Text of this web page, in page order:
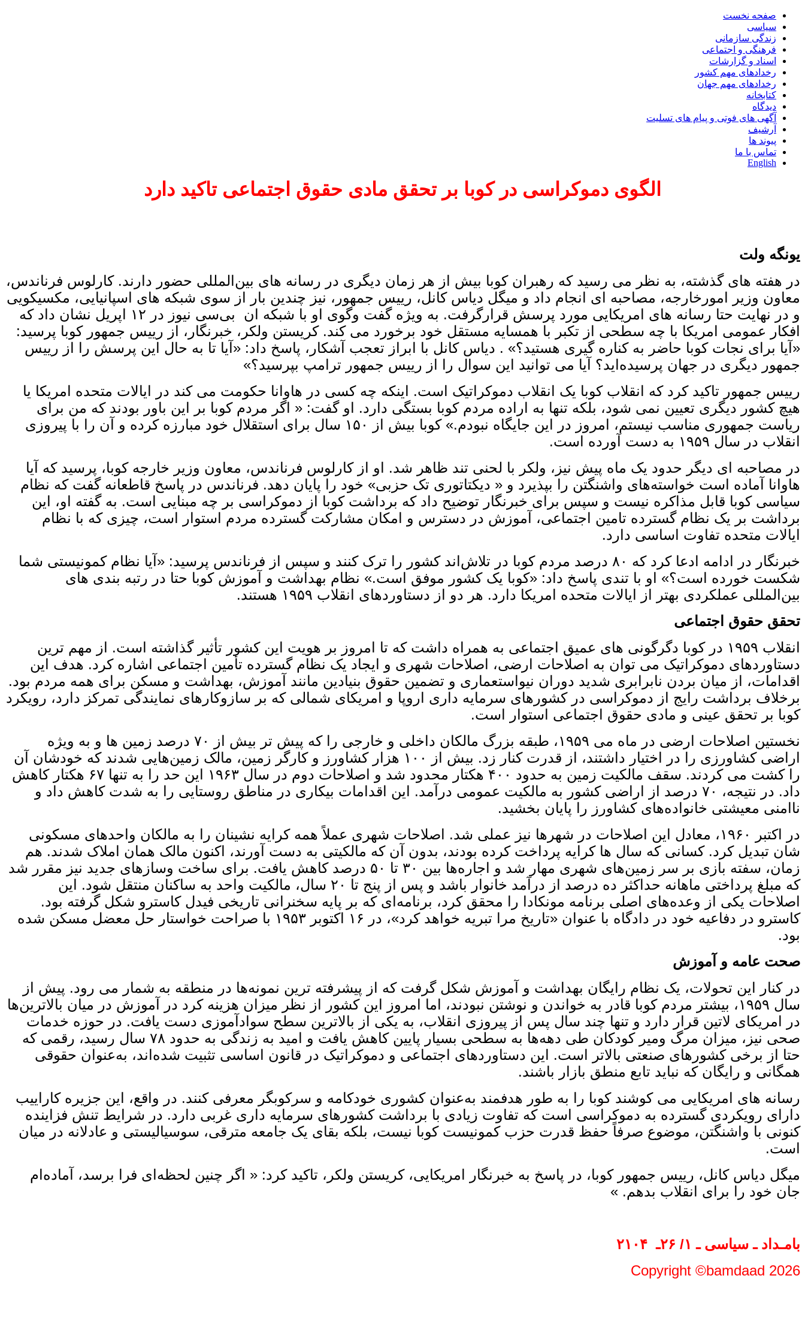
صفحه نخست
سیاسی
زندگی سازمانی
فرهنگی و اجتماعی
اسناد و گزارشات
رخدادهای مهم کشور
رخدادهای مهم جهان
کتابخانه
دیدگاه
آگهی های فوتی و پیام های تسلیت
آرشیف
پیوند ها
تماس با ما
English
الگوی دموکراسی در کوبا بر تحقق مادی حقوق اجتماعی تاکید دارد
یونگه ولت
در هفته‌ های گذشته، به نظر می ‌رسید که رهبران کوبا بیش از هر زمان دیگری در رسانه‌ های بین‌المللی حضور دارند. کارلوس فرناندس،
معاون وزیر امورخارجه، مصاحبه ‌ای انجام داد و میگل دیاس کانل، رییس ‌جمهور، نیز چندین بار از سوی شبکه ‌های اسپانیایی، مکسیکویی
و در نهایت حتا رسانه‌ های امریکایی مورد پرسش قرارگرفت. به‌ ویژه گفت‌ وگوی او با شبکه ان ‌بی‌سی نیوز در ۱۲ اپریل نشان داد که
افکار عمومی امریکا با چه سطحی از تکبر با همسایه مستقل خود برخورد می ‌کند. کریستن ولکر، خبرنگار، از رییس جمهور کوبا پرسید:
«آیا برای نجات کوبا حاضر به کناره‌ گیری هستید؟» . دیاس کانل با ابراز تعجب آشکار، پاسخ داد: «آیا تا به حال این پرسش را از رییس
جمهور دیگری در جهان پرسیده‌اید؟ آیا می ‌توانید این سوال را از رییس جمهور ترامپ بپرسید؟»
رییس جمهور تاکید کرد که انقلاب کوبا یک انقلاب دموکراتیک است. اینکه چه کسی در هاوانا حکومت می ‌کند در ایالات متحده امریکا یا
هیچ کشور دیگری تعیین نمی ‌شود، بلکه تنها به اراده مردم کوبا بستگی دارد. او گفت: « اگر مردم کوبا بر این باور بودند که من برای
ریاست ‌جمهوری مناسب نیستم، امروز در این جایگاه نبودم.» کوبا بیش از ۱۵۰ سال برای استقلال خود مبارزه کرده و آن را با پیروزی
انقلاب در سال ۱۹۵۹ به دست آورده است.
در مصاحبه ‌ای دیگر حدود یک ماه پیش نیز، ولکر با لحنی تند ظاهر شد. او از کارلوس فرناندس، معاون وزیر خارجه کوبا، پرسید که آیا
هاوانا آماده است خواسته‌های واشنگتن را بپذیرد و « دیکتاتوری تک ‌حزبی» خود را پایان دهد. فرناندس در پاسخ قاطعانه گفت که نظام
سیاسی کوبا قابل مذاکره نیست و سپس برای خبرنگار توضیح داد که برداشت کوبا از دموکراسی بر چه مبنایی است. به گفته او، این
برداشت بر یک نظام گسترده تامین اجتماعی، آموزش در دسترس و امکان مشارکت گسترده مردم استوار است، چیزی که با نظام
ایالات متحده تفاوت اساسی دارد.
خبرنگار در ادامه ادعا کرد که ۸۰ درصد مردم کوبا در تلاش‌اند کشور را ترک کنند و سپس از فرناندس پرسید: «آیا نظام کمونیستی شما
شکست خورده است؟» او با تندی پاسخ داد: «کوبا یک کشور موفق است.» نظام بهداشت و آموزش کوبا حتا در رتبه‌ بندی‌ های
بین‌المللی عملکردی بهتر از ایالات متحده امریکا دارد. هر دو از دستاوردهای انقلاب ۱۹۵۹ هستند.
تحقق حقوق اجتماعی
انقلاب ۱۹۵۹ در کوبا دگرگونی ‌های عمیق اجتماعی به همراه داشت که تا امروز بر هویت این کشور تأثیر گذاشته است. از مهم ‌ترین
دستاوردهای دموکراتیک می‌ توان به اصلاحات ارضی، اصلاحات شهری و ایجاد یک نظام گسترده تأمین اجتماعی اشاره کرد. هدف این
اقدامات، از میان بردن نابرابری شدید دوران نیواستعماری و تضمین حقوق بنیادین مانند آموزش، بهداشت و مسکن برای همه مردم بود.
برخلاف برداشت رایج از دموکراسی در کشورهای سرمایه ‌داری اروپا و امریکای شمالی که بر سازوکارهای نمایندگی تمرکز دارد، رویکرد
کوبا بر تحقق عینی و مادی حقوق اجتماعی استوار است.
نخستین اصلاحات ارضی در ماه می ۱۹۵۹، طبقه بزرگ مالکان داخلی و خارجی را که پیش ‌تر بیش از ۷۰ درصد زمین ‌ها و به ‌ویژه
اراضی کشاورزی را در اختیار داشتند، از قدرت کنار زد. بیش از ۱۰۰ هزار کشاورز و کارگر زمین، مالک زمین‌هایی شدند که خودشان آن
را کشت می‌ کردند. سقف مالکیت زمین به حدود ۴۰۰ هکتار محدود شد و اصلاحات دوم در سال ۱۹۶۳ این حد را به تنها ۶۷ هکتار کاهش
داد. در نتیجه، ۷۰ درصد از اراضی کشور به مالکیت عمومی درآمد. این اقدامات بیکاری در مناطق روستایی را به‌ شدت کاهش داد و
ناامنی معیشتی خانواده‌های کشاورز را پایان بخشید.
در اکتبر ۱۹۶۰، معادل این اصلاحات در شهرها نیز عملی شد. اصلاحات شهری عملاً همه کرایه نشینان را به مالکان واحدهای مسکونی
‌شان تبدیل کرد. کسانی که سال‌ ها کرایه پرداخت کرده بودند، بدون آن ‌که مالکیتی به دست آورند، اکنون مالک همان املاک شدند. هم‌
زمان، سفته‌ بازی بر سر زمین‌های شهری مهار شد و اجاره‌ها بین ۳۰ تا ۵۰ درصد کاهش یافت. برای ساخت‌ وسازهای جدید نیز مقرر شد
که مبلغ پرداختی ماهانه حداکثر ده درصد از درآمد خانوار باشد و پس از پنج تا ۲۰ سال، مالکیت واحد به ساکنان منتقل شود. این
اصلاحات یکی از وعده‌های اصلی برنامه مونکادا را محقق کرد، برنامه‌ای که بر پایه سخنرانی تاریخی فیدل کاسترو شکل گرفته بود.
کاسترو در دفاعیه خود در دادگاه با عنوان «تاریخ مرا تبریه خواهد کرد»، در ۱۶ اکتوبر ۱۹۵۳ با صراحت خواستار حل معضل مسکن شده
بود.
صحت عامه و آموزش
در کنار این تحولات، یک نظام رایگان بهداشت و آموزش شکل گرفت که از پیشرفته ‌ترین نمونه‌ها در منطقه به شمار می‌ رود. پیش از
سال ۱۹۵۹، بیشتر مردم کوبا قادر به خواندن و نوشتن نبودند، اما امروز این کشور از نظر میزان هزینه ‌کرد در آموزش در میان بالاترین‌ها
در امریکای لاتین قرار دارد و تنها چند سال پس از پیروزی انقلاب، به یکی از بالاترین سطح سوادآموزی دست یافت. در حوزه خدمات
صحی نیز، میزان مرگ ‌ومیر کودکان طی دهه‌ها به سطحی بسیار پایین کاهش یافت و امید به زندگی به حدود ۷۸ سال رسید، رقمی که
حتا از برخی کشورهای صنعتی بالاتر است. این دستاوردهای اجتماعی و دموکراتیک در قانون اساسی تثبیت شده‌اند، به‌عنوان حقوقی
همگانی و رایگان که نباید تابع منطق بازار باشند.
رسانه‌ های امریکایی می ‌کوشند کوبا را به ‌طور هدفمند به‌عنوان کشوری خودکامه و سرکوبگر معرفی کنند. در واقع، این جزیره کاراییب
دارای رویکردی گسترده به دموکراسی است که تفاوت زیادی با برداشت کشورهای سرمایه ‌داری غربی دارد. در شرایط تنش فزاینده
کنونی با واشنگتن، موضوع صرفاً حفظ قدرت حزب کمونیست کوبا نیست، بلکه بقای یک جامعه مترقی، سوسیالیستی و عادلانه در میان
است.
میگل دیاس کانل، رییس جمهور کوبا، در پاسخ به خبرنگار امریکایی، کریستن ولکر، تاکید کرد: « اگر چنین لحظه‌ای فرا برسد، آماده‌ام
جان خود را برای انقلاب بدهم. »
بامـداد ـ سیاسی ـ ۱/ ۲۶ ـ ‍ ۲۱۰۴
Copyright ©bamdaad 2026